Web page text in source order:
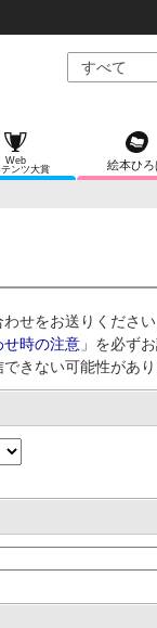
Web
テンツ大賞
絵本ひろ
せをお送りください
せ時の注意 」を必ず
きない可能性があり